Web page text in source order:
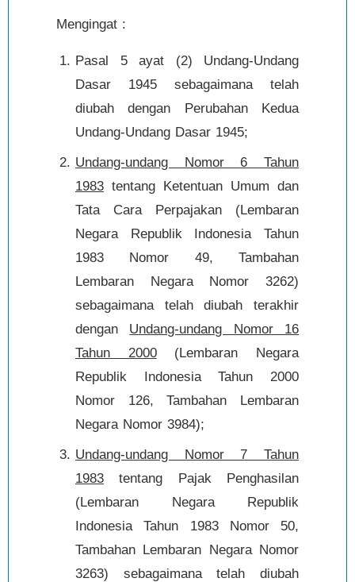
Mengingat :
Pasal 5 ayat (2) Undang-Undang
Dasar 1945 sebagaimana telah
diubah dengan Perubahan Kedua
Undang-Undang Dasar 1945;
Undang-undang Nomor 6 Tahun
1983 tentang Ketentuan Umum dan
Tata Cara Perpajakan (Lembaran
Negara Republik Indonesia Tahun
1983 Nomor 49, Tambahan
Lembaran Negara Nomor 3262)
sebagaimana telah diubah terakhir
dengan Undang-undang Nomor 16
Tahun 2000(Lembaran Negara
Republik Indonesia Tahun 2000
Nomor 126, Tambahan Lembaran
Negara Nomor 3984);
Undang-undang Nomor 7 Tahun
1983 tentang Pajak Penghasilan
(Lembaran Negara Republik
Indonesia Tahun 1983 Nomor 50,
Tambahan Lembaran Negara Nomor
3263) sebagaimana telah diubah